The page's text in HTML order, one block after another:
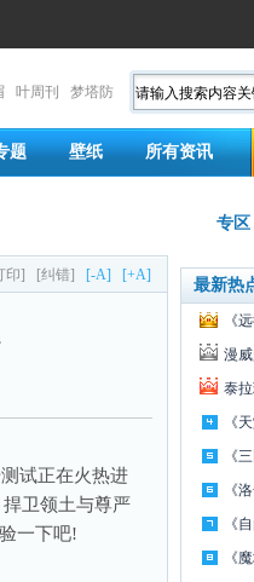
叶周刊 梦塔防
题 壁纸 所有资讯
专区
印] [纠错] [-A] [+A]
试正在火热进
卫领土与尊严
一下吧!
最新热
《
漫
泰
《
《
《
《
《